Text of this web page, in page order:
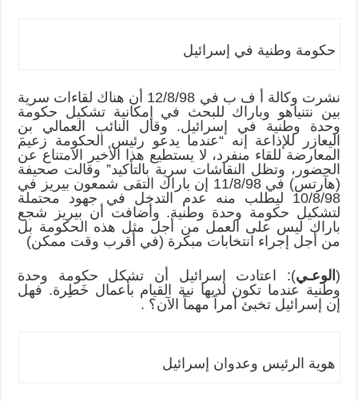
حكومة وطنية في إسرائيل
نشرت وكالة أ ف ب في 12/8/98 أن هناك لقاءات سرية
بين نتنياهو وباراك للبحث في إمكانية تشكيل حكومة
وحدة وطنية في إسرائيل. وقال النائب العمالي بن
اليعازر للإذاعة إنه “عندما يدعو رئيس الحكومة زعيمَ
المعارضة للقاء منفرد، لا يستطيع هذا الأخير الامتناع عن
الحضور، وتظل النقاشات سرية بالتأكيد” وقالت صحيفة
(هآرتس) في 11/8/98 إن باراك التقى شمعون بيريز في
10/8/98 ليطلب منه عدم التدخل في جهود محتملة
لتشكيل حكومة وحدة وطنية. وأضافت أن بيريز شجع
باراك ليس على العمل من أجل مثل هذه الحكومة بل
من أجل إجراء انتخابات مبكرة (في أقرب وقت ممكن)
( الوعـي): اعتادت إسرائيل أن تشكل حكومة وحدة
وطنية عندما تكون لديها نية القيام بأعمال خَطِرة. فهل
إن إسرائيل تخبئ أمراً مهماً الآن؟ .
هوية الرئيس وعدوان إسرائيل